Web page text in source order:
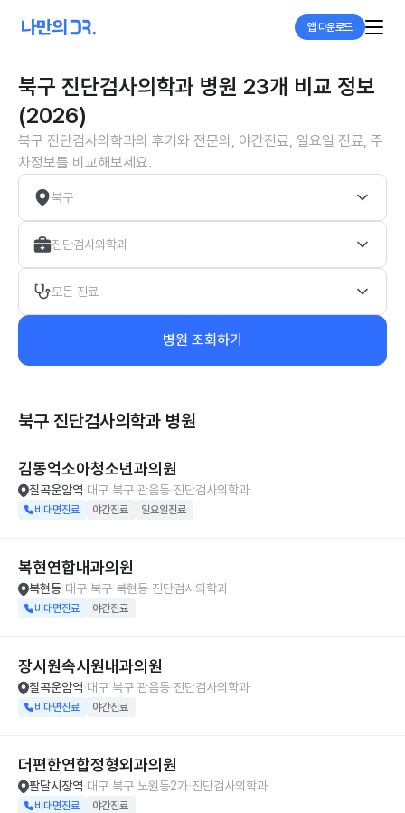
앱 다운로드
북구 진단검사의학과 병원 23개 비교 정보
(2026)
북구 진단검사의학과의 후기와 전문의, 야간진료, 일요일 진료, 주
차정보를 비교해보세요.
북구
진단검사의학과
모든 진료
병원 조회하기
북구 진단검사의학과 병원
김동억소아청소년과의원
칠곡운암역 대구 북구 관음동 진단검사의학과
비대면진료 야간진료 일요일진료
복현연합내과의원
복현동 대구 북구 복현동 진단검사의학과
비대면진료 야간진료
장시원속시원내과의원
칠곡운암역 대구 북구 관음동 진단검사의학과
비대면진료 야간진료
더편한연합정형외과의원
팔달시장역 대구 북구 노원동2가 진단검사의학과
비대면진료 야간진료